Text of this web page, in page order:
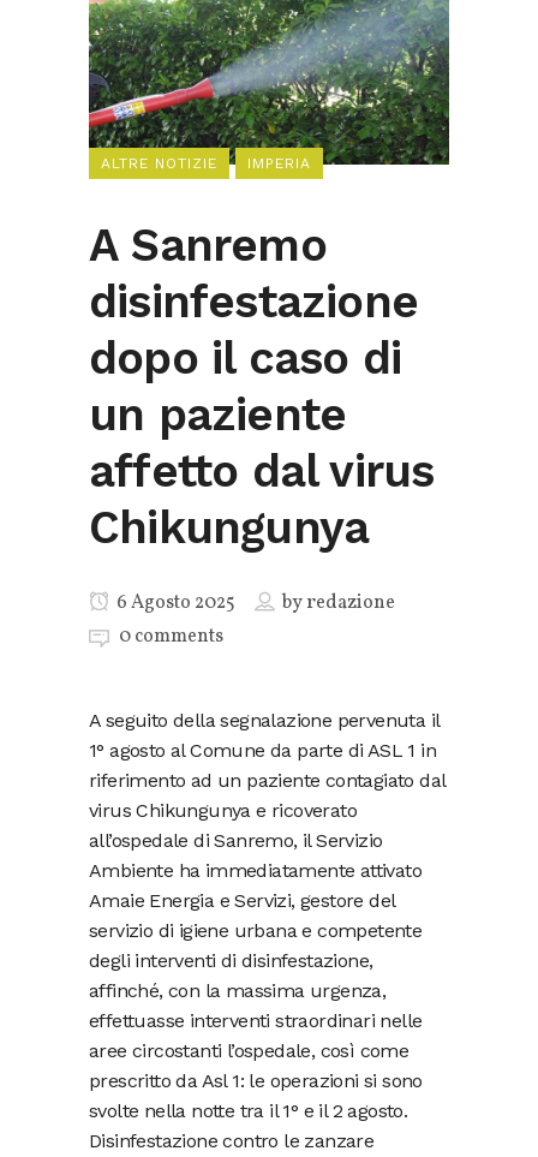
ALTRE NOTIZIE IMPERIA
A Sanremo
disinfestazione
dopo il caso di
un paziente
affetto dal virus
Chikungunya
6 Agosto 2025 byredazione
0 comments
A seguito della segnalazione pervenuta il
1° agosto al Comune da parte di ASL 1 in
riferimento ad un paziente contagiato dal
virus Chikungunya e ricoverato
all’ospedale di Sanremo, il Servizio
Ambiente ha immediatamente attivato
Amaie Energia e Servizi, gestore del
servizio di igiene urbana e competente
degli interventi di disinfestazione,
affinché, con la massima urgenza,
effettuasse interventi straordinari nelle
aree circostanti l’ospedale, così come
prescritto da Asl 1: le operazioni si sono
svolte nella notte tra il 1° e il 2 agosto.
Disinfestazione contro le zanzare